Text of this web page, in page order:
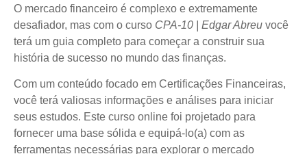
O mercado financeiro é complexo e extremamente
desafiador, mas com o curso CPA-10 | Edgar Abreu você
terá um guia completo para começar a construir sua
história de sucesso no mundo das finanças.
Com um conteúdo focado em Certificações Financeiras,
você terá valiosas informações e análises para iniciar
seus estudos. Este curso online foi projetado para
fornecer uma base sólida e equipá-lo(a) com as
ferramentas necessárias para explorar o mercado